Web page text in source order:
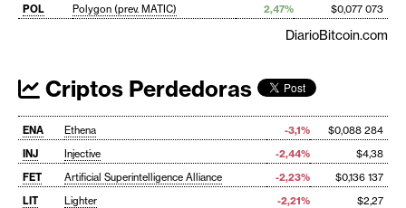
POL
Polygon (prev. MATIC) 2,47% $0,077 073
DiarioBitcoin.com
Criptos Perdedoras
ENA Ethena -3,1%
$0,088 284
INJ
Injective -2,44%
$4,38
FET
Artificial Superintelligence Alliance -2,23%
$0,136 137
LIT
Lighter -2,21%
$2,27